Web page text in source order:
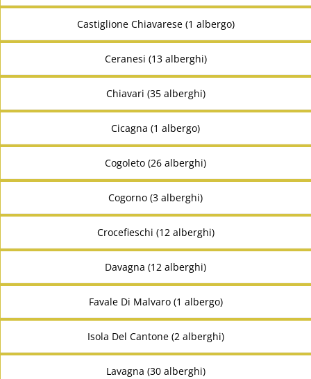
Castiglione Chiavarese (1 albergo)
Ceranesi (13 alberghi)
Chiavari (35 alberghi)
Cicagna (1 albergo)
Cogoleto (26 alberghi)
Cogorno (3 alberghi)
Crocefieschi (12 alberghi)
Davagna (12 alberghi)
Favale Di Malvaro (1 albergo)
Isola Del Cantone (2 alberghi)
Lavagna (30 alberghi)